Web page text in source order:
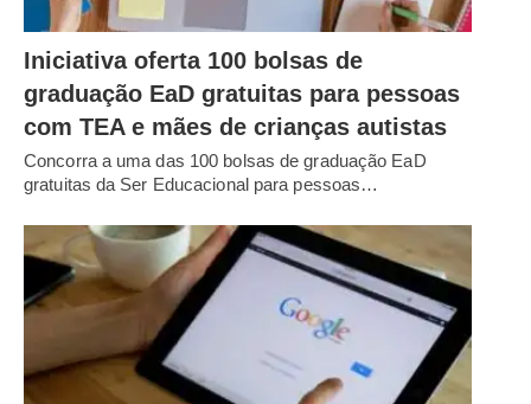
Iniciativa oferta 100 bolsas de
graduação EaD gratuitas para pessoas
com TEA e mães de crianças autistas
Concorra a uma das 100 bolsas de graduação EaD
gratuitas da Ser Educacional para pessoas…